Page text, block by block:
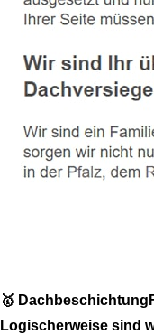
🥇
Logischerweise sind